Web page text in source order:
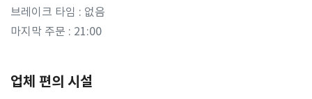
브레이크 타임 : 없음
마지막 주문 : 21:00
업체 편의 시설